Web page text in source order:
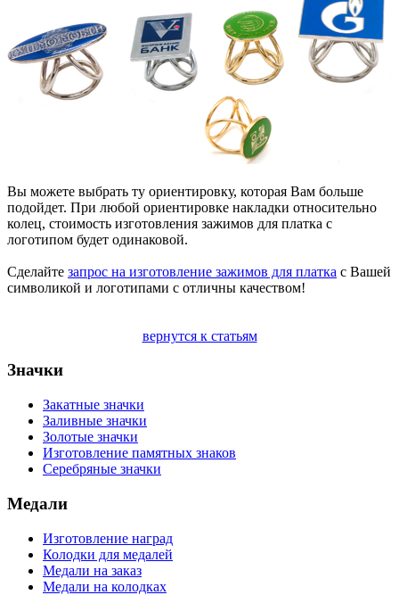
Вы можете выбрать ту ориентировку, которая Вам больше
подойдет. При любой ориентировке накладки относительно
колец, стоимость изготовления зажимов для платка с
логотипом будет одинаковой.
Сделайте запрос на изготовление зажимов для платка с Вашей
символикой и логотипами с отличны качеством!
вернутся к статьям
Значки
Закатные значки
Заливные значки
Золотые значки
Изготовление памятных знаков
Серебряные значки
Медали
Изготовление наград
Колодки для медалей
Медали на заказ
Медали на колодках